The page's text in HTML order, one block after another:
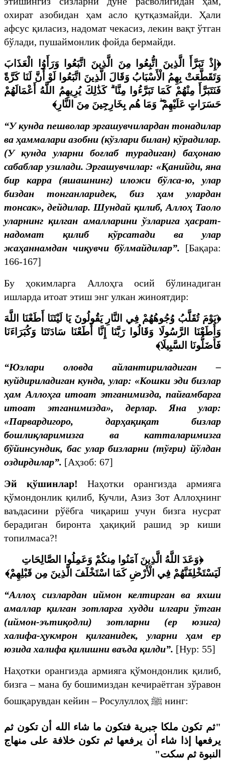
охират азобидан ҳам асло қутқазмайди. Ҳали
афсус қиласиз, надомат чекасиз, лекин вақт ўтган
бўлади, пушаймонлик фойда бермайди.
﴿إِذْ تَبَرَّأَ الَّذِينَ اتُّبِعُوا مِنَ الَّذِينَ اتَّبَعُوا وَرَأَوُا الْعَذَابَ
وَتَقَطَّعَتْ بِهِمُ الْأَسْبَابُ وَقَالَ الَّذِينَ اتَّبَعُوا لَوْ أَنَّ لَنَا كَرَّةً
فَنَتَبَرَّأَ مِنْهُمْ كَمَا تَبَرَّءُوا مِنَّا ۗ كَذَٰلِكَ يُرِيهِمُ اللَّهُ أَعْمَالَهُمْ
حَسَرَاتٍ عَلَيْهِمْ ۖ وَمَا هُم بِخَارِجِينَ مِنَ النَّارِ﴾
“У кунда пешволар эргашувчилардан тонадилар
ва ҳаммалари азобни (кўзлари билан) кўрадилар.
(У кунда уларни боғлаб турадиган) баҳонаю
сабаблар узилади. Эргашувчилар: «Қанийди, яна
бир карра (яшашнинг) иложи бўлса-ю, улар
биздан тонганларидек, биз ҳам улардан
тонсак», дейдилар. Шундай қилиб, Аллоҳ Таоло
уларнинг қилган амалларини ўзларига ҳасрат-
надомат қилиб кўрсатади ва улар
жаҳаннамдан чиқувчи бўлмайдилар”. [Бақара:
166-167]
Бу ҳокимларга Аллоҳга осий бўлинадиган
ишларда итоат этиш энг улкан жиноятдир:
﴿يَوْمَ تُقَلَّبُ وُجُوهُهُمْ فِي النَّارِ يَقُولُونَ يَا لَيْتَنَا أَطَعْنَا اللَّهَ
وَأَطَعْنَا الرَّسُولَا وَقَالُوا رَبَّنَا إِنَّا أَطَعْنَا سَادَتَنَا وَكُبَرَاءَنَا
فَأَضَلُّونَا السَّبِيلَا﴾
“Юзлари оловда айлантириладиган –
куйдириладиган кунда, улар: «Кошки эди бизлар
ҳам Аллоҳга итоат этганимизда, пайғамбарга
итоат этганимизда», дерлар. Яна улар:
«Парвардигоро, дарҳақиқат бизлар
бошлиқларимизга ва катталаримизга
бўйинсундик, бас улар бизларни (тўғри) йўлдан
оздирдилар”. [Аҳзоб: 67]
Эй қўшинлар! Наҳотки орангизда армияга
қўмондонлик қилиб, Кучли, Азиз Зот Аллоҳнинг
ваъдасини рўёбга чиқариш учун бизга нусрат
берадиган биронта ҳақиқий рашид эр киши
топилмаса?!
﴿وَعَدَ اللَّهُ الَّذِينَ آمَنُوا مِنكُمْ وَعَمِلُوا الصَّالِحَاتِ
لَيَسْتَخْلِفَنَّهُمْ فِي الْأَرْضِ كَمَا اسْتَخْلَفَ الَّذِينَ مِن قَبْلِهِمْ﴾
“Аллоҳ сизлардан иймон келтирган ва яхши
амаллар қилган зотларга худди илгари ўтган
(иймон-эътиқодли) зотларни (ер юзига)
халифа-ҳукмрон қилганидек, уларни ҳам ер
юзида халифа қилишни ваъда қилди”. [Нур: 55]
Наҳотки орангизда армияга қўмондонлик қилиб,
бизга – мана бу бошимиздан кечираётган зўравон
бошқарувдан кейин – Росулуллоҳ ﷺ нинг:
"ثم تكون ملكا جبرية فتكون ما شاء الله أن تكون ثم
يرفعها إذا شاء أن يرفعها ثم تكون خلافة على منهاج
النبوة ثم سكت"